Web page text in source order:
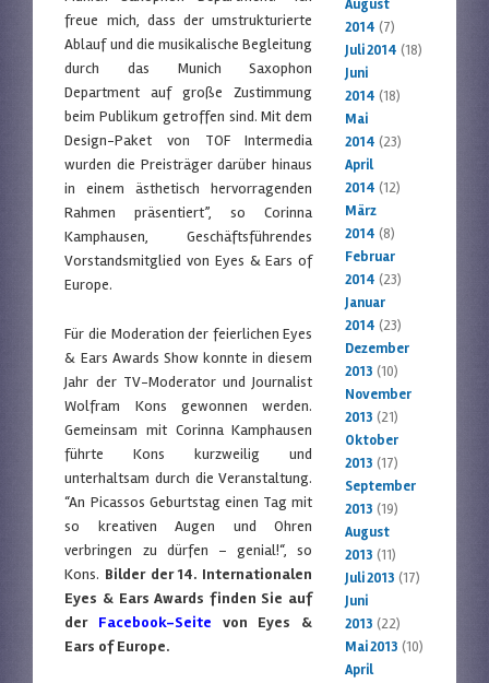
freue mich, dass der umstrukturierte
Ablauf und die musikalische Begleitung
durch das Munich Saxophon
Department auf große Zustimmung
beim Publikum getroffen sind. Mit dem
Design-Paket von TOF Intermedia
wurden die Preisträger darüber hinaus
in einem ästhetisch hervorragenden
Rahmen präsentiert”, so Corinna
Kamphausen, Geschäftsführendes
Vorstandsmitglied von Eyes & Ears of
Europe.
Für die Moderation der feierlichen Eyes
& Ears Awards Show konnte in diesem
Jahr der TV-Moderator und Journalist
Wolfram Kons gewonnen werden.
Gemeinsam mit Corinna Kamphausen
führte Kons kurzweilig und
unterhaltsam durch die Veranstaltung.
“An Picassos Geburtstag einen Tag mit
so kreativen Augen und Ohren
verbringen zu dürfen – genial!“, so
Kons. Bilder der 14. Internationalen
Eyes & Ears Awards finden Sie auf
der Facebook-Seite von Eyes &
Ears of Europe.
August
2014 (7)
Juli 2014 (18)
Juni
2014 (18)
Mai
2014 (23)
April
2014 (12)
März
2014 (8)
Februar
2014 (23)
Januar
2014 (23)
Dezember
2013 (10)
November
2013 (21)
Oktober
2013 (17)
September
2013 (19)
August
2013 (11)
Juli 2013 (17)
Juni
2013 (22)
Mai 2013 (10)
April